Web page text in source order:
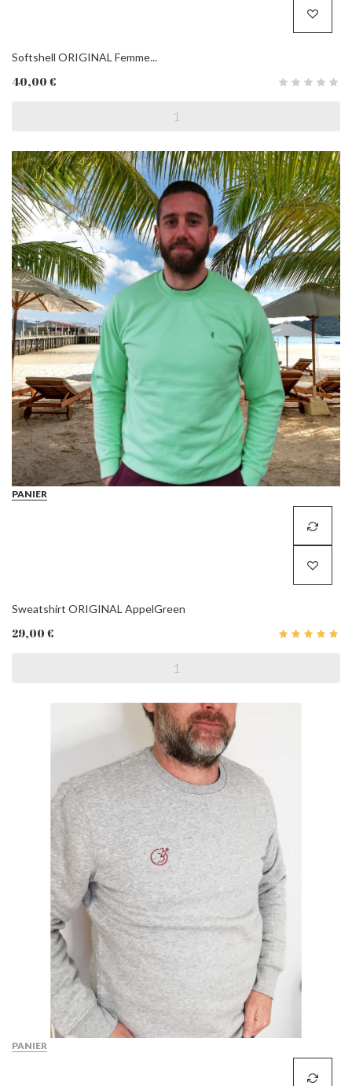
Softshell ORIGINAL Femme...
40,00 €
PANIER
Sweatshirt ORIGINAL AppelGreen
29,00 €
PANIER